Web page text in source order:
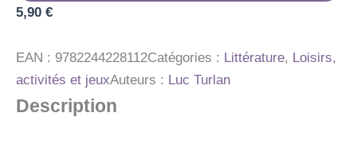
AUTO
5,90 €
EAN : 9782244228112Catégories : Littérature, Loisirs,
activités et jeuxAuteurs : Luc Turlan
Description